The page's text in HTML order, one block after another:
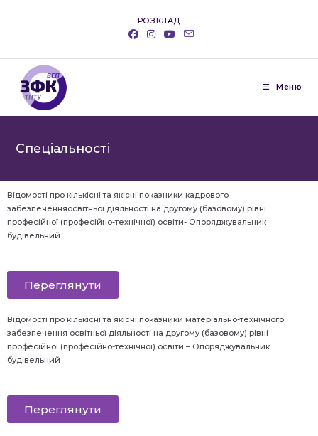
РОЗКЛАД
Меню
Cпеціальності
Відомості про кількісні та якісні показники кадрового
забезпеченняосвітньої діяльності на другому (базовому) рівні
професійної (професійно-технічної) освіти- Опоряджувальник
будівельний
Переглянути
Відомості про кількісні та якісні показники матеріально-технічного
забезпечення освітньої діяльності на другому (базовому) рівні
професійної (професійно-технічної) освіти – Опоряджувальник
будівельний
Переглянути